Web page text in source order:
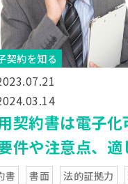
契約を知る
契約書は電子
件や注意点、
ぶには
書 書面 法的証拠力